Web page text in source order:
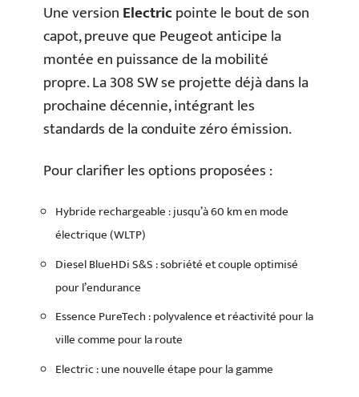
Une versionElectricpointe le bout de son
capot, preuve que Peugeot anticipe la
montée en puissance de la mobilité
propre. La 308 SW se projette déjà dans la
prochaine décennie, intégrant les
standards de la conduite zéro émission.
Pour clarifier les options proposées :
Hybride rechargeable : jusqu’à 60 km en mode
électrique (WLTP)
Diesel BlueHDi S&S : sobriété et couple optimisé
pour l’endurance
Essence PureTech : polyvalence et réactivité pour la
ville comme pour la route
Electric : une nouvelle étape pour la gamme